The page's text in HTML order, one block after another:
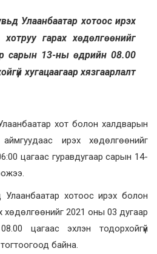
Улаанбаатар хотоос ирэх
гарах хөдөлгөөнийг
сарын 13-ны өдрийн 08.00
хугацаагаар хязгаарлалт
хот болон халдварын
аймгуудаас ирэх хөдөлгөөнийг
цагаас гуравдугаар сарын 14-
Улаанбаатар хотоос ирэх болон
хөдөлгөөнийг 2021 оны 03 дугаар
цагаас эхлэн тодорхойгүй
байна.